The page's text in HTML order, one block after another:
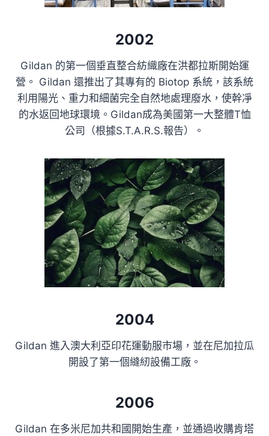
2002
Gildan 的第一個垂直整合紡織廠在洪都拉斯開始運
營。 Gildan 還推出了其專有的 Biotop 系統，該系統
利用陽光、重力和細菌完全自然地處理廢水，使幹凈
的水返回地球環境。Gildan成為美國第一大整體T恤
公司（根據S.T.A.R.S.報告）。
2004
Gildan 進入澳大利亞印花運動服市場，並在尼加拉瓜
開設了第一個縫紉設備工廠。
2006
Gildan 在多米尼加共和國開始生產，並通過收購肯塔